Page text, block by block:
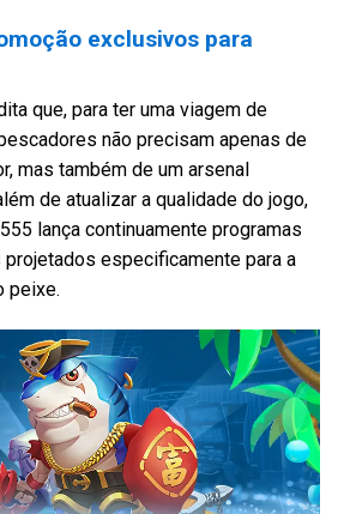
exclusivos para
que, para ter uma viagem de
não precisam apenas de
mas também de um arsenal
de atualizar a qualidade do jogo,
lança continuamente programas
especificamente para a
peixe.